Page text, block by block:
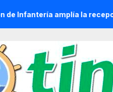
la recepción de